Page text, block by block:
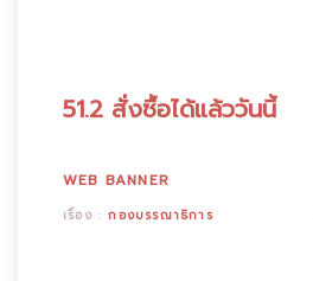
51.2 สั่งซื้อได้แล้ววันนี้
WEB BANNER
เรื่อง :กองบรรณาธิการ